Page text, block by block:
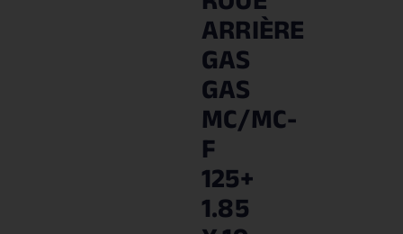
ARRIÈRE
GAS
GAS
MC/MC-
F
125+
1.85